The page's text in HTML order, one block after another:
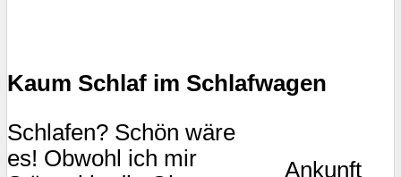
Kaum Schlaf im Schlafwagen
Ankunft
Schlafen? Schön wäre
es! Obwohl ich mir